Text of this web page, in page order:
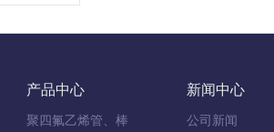
产品中心
聚四氟乙烯管、棒
新闻中心
公司新闻